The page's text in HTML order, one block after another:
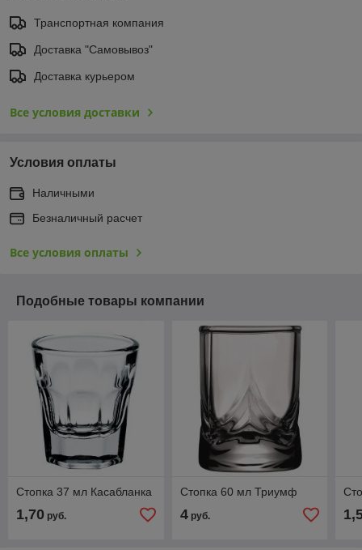
Транспортная компания
Доставка "Самовывоз"
Доставка курьером
Все условия доставки
Условия оплаты
Наличными
Безналичный расчет
Все условия оплаты
Подобные товары компании
Стопка 37 мл Касабланка
1,70 руб.
Стопка 60 мл Триумф
4руб.